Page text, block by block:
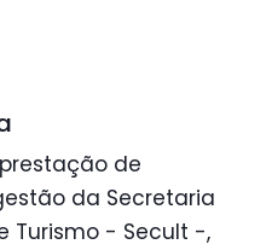
de
da Secretaria
Turismo - Secult -,